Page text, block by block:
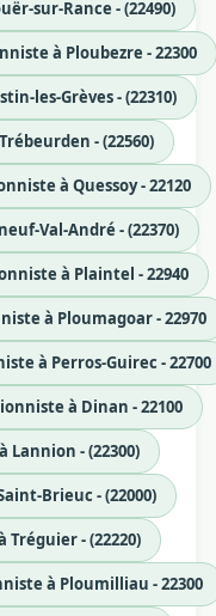
sur-Rance - (22490)
à Ploubezre - 22300
les-Grèves - (22310)
- (22560)
à Quessoy - 22120
Val-André - (22370)
à Plaintel - 22940
à Ploumagoar - 22970
à Perros-Guirec - 22700
à Dinan - 22100
- (22300)
Brieuc - (22000)
- (22220)
à Ploumilliau - 22300